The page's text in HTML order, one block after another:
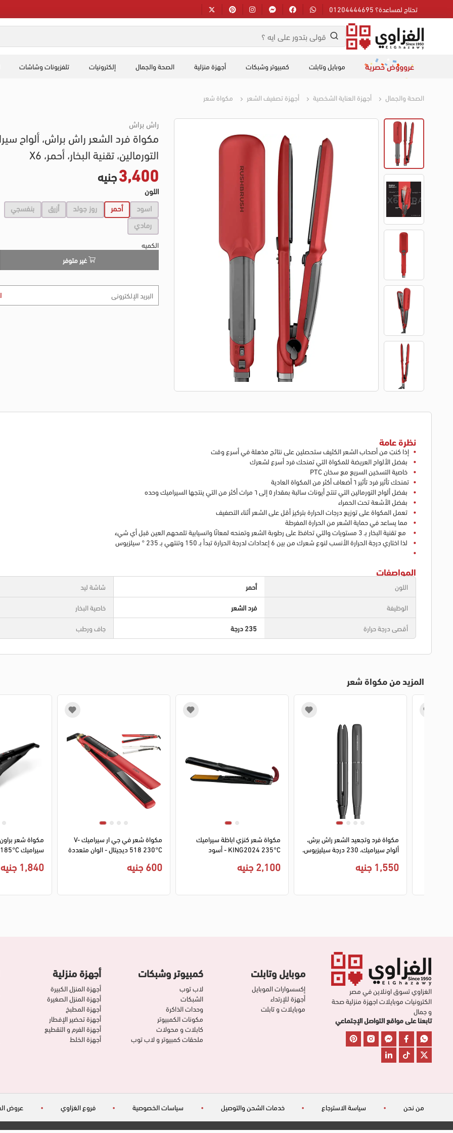
تحتاج لمساعدة؟ 01204444695
عروووض حصرية موبايل وتابلت كمبيوتر وشبكات أجهزة منزلية الصحة والجمال إلكترونيات تلفزيونات وشاشات
الصحة والجمال أجهزة العناية الشخصية أجهزة تصفيف الشعر مكواة شعر
راش براش
مكواة فرد الشعر راش براش، ألواح
التورمالين، تقنية البخار، أحمر، X6
3,400جنيه
اللون
اسود
أحمر روز جولد أزرق
بنفسجي
رمادي
الكميه
غير متوفر
نظرة عامة
إذا كنتِ من أصحاب الشعر الكثيف ستحصلين على نتائج مذهلة في أسرع وقت
بفضل الألواح العريضة للمكواة التي تمنحك فرد أسرع لشعرك
خاصية التسخين السريع مع سخان PTC
تمنحك تأثير فرد تأثير ٦ أضعاف أكثر من المكواة العادية
بفضل ألواح التورمالين التي تنتج أيونات سالبة بمقدار ٥ إلى ٦ مرات أكثر من التي ينتجها السيراميك وحده
بفضل الأشعة تحت الحمراء
تعمل المكواة على توزيع درجات الحرارة بتركيز أقل على الشعر أثناء التصفيف
مما يساعد في حماية الشعر من الحرارة المفرطة
مع تقنية البخار بـ 3 مستويات والتي تحافظ على رطوبة الشعر وتمنحه لمعانًا وانسيابية تلمحهم العين قبل أي شيء
لذا اختاري درجة الحرارة الأنسب لنوع شعرك من بين 6 إعدادات لدرجة الحرارة تبدأ بـ 150 وتنتهي بـ 235 ° سيلزيوس
المواصفات
اللون أحمر شاشة ليد
الوظيفة
فرد الشعر خاصية البخار
أقصى درجة حرارة
235 درجة جاف ورطب
المزيد من مكواة شعر
سيراميك ST310 185°C - أسود
1,840 جنيه
مكواة شعر في جي ار سيراميك V-
518 230°C ديجيتال - الوان متعددة
600 جنيه
مكواة شعر كنزي اباظة سيراميك
KING2024 235°C - أسود
2,100 جنيه
مكواة فرد وتجعيد الشعر راش برش،
ألواح سيراميك، 230 درجة سيليزيوس،
1,550 جنيه
2 1 2 1 2
الغزاوي تسوق اونلاين في مصر
الكترونيات موبايلات اجهزة منزلية صحة
و جمال
تابعنا على مواقع التواصل الإجتماعي
موبايل وتابلت
إكسسوارات الموبايل
أجهزة للإرتداء
موبايلات و تابلت
كمبيوتر وشبكات
لاب توب
الشبكات
وحدات الذاكرة
مكونات الكمبيوتر
كابلات و محولات
ملحقات كمبيوتر و لاب توب
أجهزة منزلية
أجهزة المنزل الكبيرة
أجهزة المنزل الصغيرة
أجهزة المطبخ
أجهزة تحضير الإفطار
أجهزة الفرم و التقطيع
أجهزة الخلط
من نحن • سياسة الاسترجاع • خدمات الشحن والتوصيل • سياسات الخصوصية • فروع الغزاوي • عروض